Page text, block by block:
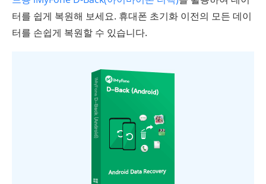
터를 쉽게 복원해 보세요. 휴대폰 초기화 이전의 모든 데이
터를 손쉽게 복원할 수 있습니다.